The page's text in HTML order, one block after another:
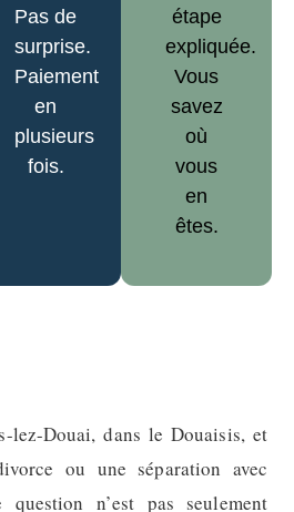
Pas de
surprise.
Paiement
en
plusieurs
fois.
étape
expliquée.
Vous
savez
où
vous
en
êtes.
lez-Douai, dans le Douaisis, et
ou une séparation avec
n’est pas seulement